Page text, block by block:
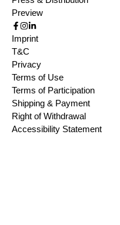
Preview
Imprint
T&C
Privacy
Terms of Use
Terms of Participation
Shipping & Payment
Right of Withdrawal
Accessibility Statement